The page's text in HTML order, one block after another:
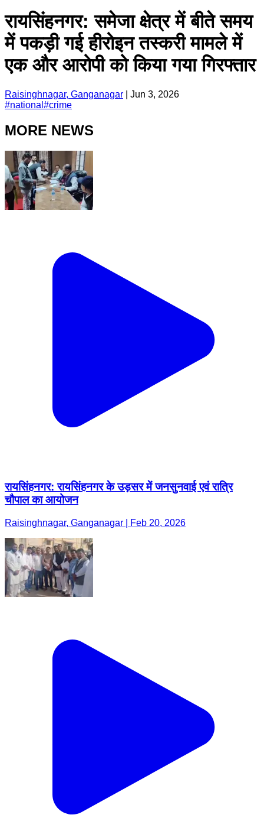
रायसिंहनगर: समेजा क्षेत्र में बीते समय
में पकड़ी गई हीरोइन तस्करी मामले में
एक और आरोपी को किया गया गिरफ्तार
Raisinghnagar, Ganganagar
Jun 3, 2026
#national #crime
MORE NEWS
रायसिंहनगर: रायसिंहनगर के उड़सर में जनसुनवाई एवं रात्रि
चौपाल का आयोजन
Raisinghnagar, Ganganagar | Feb 20, 2026